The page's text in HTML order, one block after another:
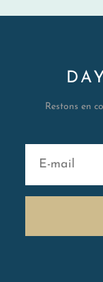
Restons en